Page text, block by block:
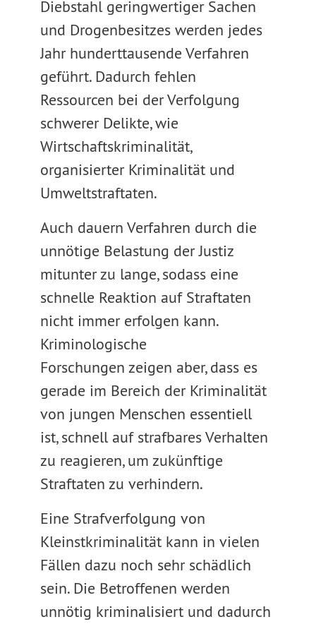
Diebstahl geringwertiger Sachen
und Drogenbesitzes werden jedes
Jahr hunderttausende Verfahren
geführt. Dadurch fehlen
Ressourcen bei der Verfolgung
schwerer Delikte, wie
Wirtschaftskriminalität,
organisierter Kriminalität und
Umweltstraftaten.
Auch dauern Verfahren durch die
unnötige Belastung der Justiz
mitunter zu lange, sodass eine
schnelle Reaktion auf Straftaten
nicht immer erfolgen kann.
Kriminologische
Forschungen zeigen aber, dass es
gerade im Bereich der Kriminalität
von jungen Menschen essentiell
ist, schnell auf strafbares Verhalten
zu reagieren, um zukünftige
Straftaten zu verhindern.
Eine Strafverfolgung von
Kleinstkriminalität kann in vielen
Fällen dazu noch sehr schädlich
sein. Die Betroffenen werden
unnötig kriminalisiert und dadurch